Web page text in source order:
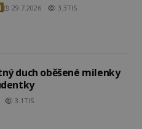
29.7.2026 3.3TIS
duch oběšené milenky
3.1TIS